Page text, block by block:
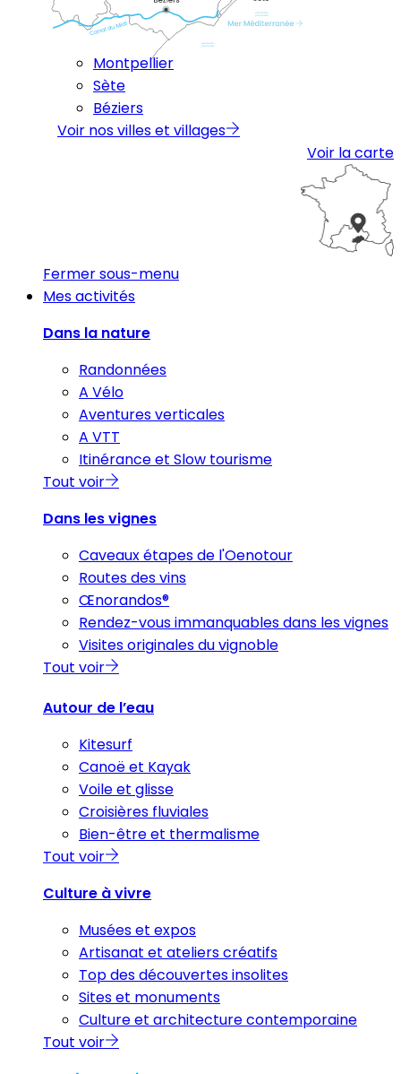
Montpellier
Sète
Béziers
Voir nos villes et villages
Voir la carte
Fermer sous-menu
Mes activités
Dans la nature
Randonnées
A Vélo
Aventures verticales
A VTT
Itinérance et Slow tourisme
Tout voir
Dans les vignes
Caveaux étapes de l'Oenotour
Routes des vins
Œnorandos®
Rendez-vous immanquables dans les vignes
Visites originales du vignoble
Tout voir
Autour de l’eau
Kitesurf
Canoë et Kayak
Voile et glisse
Croisières fluviales
Bien-être et thermalisme
Tout voir
Culture à vivre
Musées et expos
Artisanat et ateliers créatifs
Top des découvertes insolites
Sites et monuments
Culture et architecture contemporaine
Tout voir